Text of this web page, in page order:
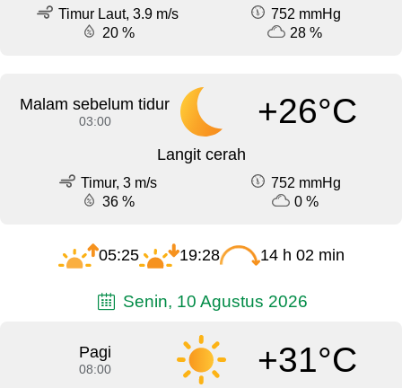
Timur Laut, 3.9 m/s
752 mmHg
20 %
28 %
Malam sebelum tidur
03:00 +26°C
Langit cerah
Timur, 3 m/s
752 mmHg
36 %
0 %
05:25 19:28 14 h 02 min
Senin, 10 Agustus 2026
Pagi
08:00 +31°C